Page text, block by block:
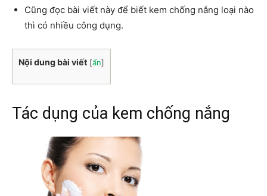
Cũng đọc bài viết này để biết kem chống nắng loại nào
thì có nhiều công dụng.
Nội dung bài viết [ẩn]
Tác dụng của kem chống nắng